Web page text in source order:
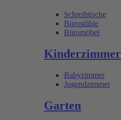
Schreibtische
Bürostühle
Büromöbel
Kinderzimmer
Babyzimmer
Jugendzimmer
Garten